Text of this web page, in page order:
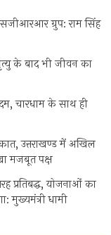
ग्रुप: राम सिंह
के बाद भी जीवन का
चारधाम के साथ ही
उत्तराखण्ड में अखिल
मजबूत पक्ष
प्रतिबद्ध, योजनाओं का
मुख्यमंत्री धामी